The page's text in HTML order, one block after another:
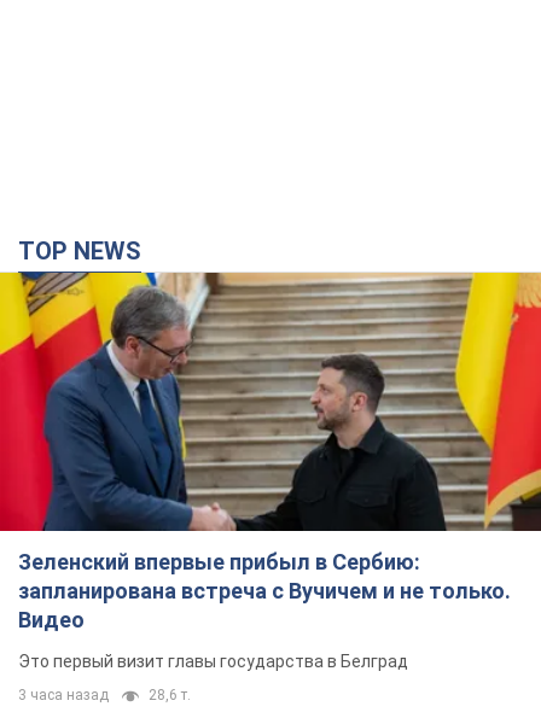
TOP NEWS
Зеленский впервые прибыл в Сербию:
запланирована встреча с Вучичем и не только.
Видео
Это первый визит главы государства в Белград
3 часа назад 28,6 т.